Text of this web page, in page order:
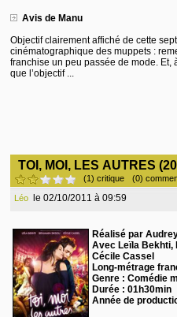
Avis de Manu
Objectif clairement affiché de cette
cinématographique des muppets :
franchise un peu passée de mode. Et,
que l’objectif ...
TOI, MOI, LES AUTRES
(1) critique (0)
Léo le 02/10/2011 à 09:59
Réalisé par
Avec Leïla Bekhti,
Cécile Cassel
Long-métrage
Genre : Comédie
Durée : 01h30min
Année de